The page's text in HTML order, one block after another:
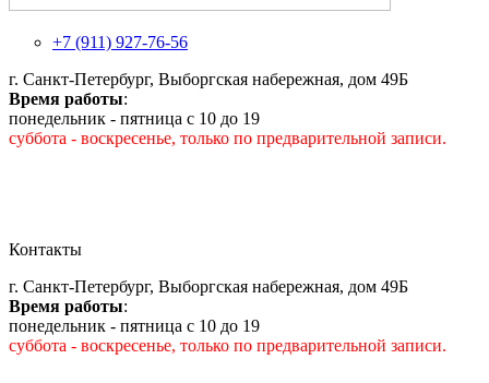
+7 (911) 927-76-56
г. Санкт-Петербург, Выборгская набережная, дом 49Б
Время работы:
понедельник - пятница с 10 до 19
суббота - воскресенье, только по предварительной записи.
Контакты
г. Санкт-Петербург, Выборгская набережная, дом 49Б
Время работы:
понедельник - пятница с 10 до 19
суббота - воскресенье, только по предварительной записи.